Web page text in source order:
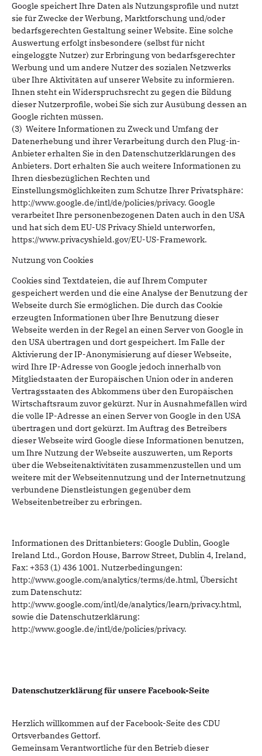
Google speichert Ihre Daten als Nutzungsprofile und nutzt
sie für Zwecke der Werbung, Marktforschung und/oder
bedarfsgerechten Gestaltung seiner Website. Eine solche
Auswertung erfolgt insbesondere (selbst für nicht
eingeloggte Nutzer) zur Erbringung von bedarfsgerechter
Werbung und um andere Nutzer des sozialen Netzwerks
über Ihre Aktivitäten auf unserer Website zu informieren.
Ihnen steht ein Widerspruchsrecht zu gegen die Bildung
dieser Nutzerprofile, wobei Sie sich zur Ausübung dessen an
Google richten müssen.
(3) Weitere Informationen zu Zweck und Umfang der
Datenerhebung und ihrer Verarbeitung durch den Plug-in-
Anbieter erhalten Sie in den Datenschutzerklärungen des
Anbieters. Dort erhalten Sie auch weitere Informationen zu
Ihren diesbezüglichen Rechten und
Einstellungsmöglichkeiten zum Schutze Ihrer Privatsphäre:
http://www.google.de/intl/de/policies/privacy. Google
verarbeitet Ihre personenbezogenen Daten auch in den USA
und hat sich dem EU-US Privacy Shield unterworfen,
https://www.privacyshield.gov/EU-US-Framework.
Nutzung von Cookies
Cookies sind Textdateien, die auf Ihrem Computer
gespeichert werden und die eine Analyse der Benutzung der
Webseite durch Sie ermöglichen. Die durch das Cookie
erzeugten Informationen über Ihre Benutzung dieser
Webseite werden in der Regel an einen Server von Google in
den USA übertragen und dort gespeichert. Im Falle der
Aktivierung der IP-Anonymisierung auf dieser Webseite,
wird Ihre IP-Adresse von Google jedoch innerhalb von
Mitgliedstaaten der Europäischen Union oder in anderen
Vertragsstaaten des Abkommens über den Europäischen
Wirtschaftsraum zuvor gekürzt. Nur in Ausnahmefällen wird
die volle IP-Adresse an einen Server von Google in den USA
übertragen und dort gekürzt. Im Auftrag des Betreibers
dieser Webseite wird Google diese Informationen benutzen,
um Ihre Nutzung der Webseite auszuwerten, um Reports
über die Webseitenaktivitäten zusammenzustellen und um
weitere mit der Webseitennutzung und der Internetnutzung
verbundene Dienstleistungen gegenüber dem
Webseitenbetreiber zu erbringen.
Informationen des Drittanbieters: Google Dublin, Google
Ireland Ltd., Gordon House, Barrow Street, Dublin 4, Ireland,
Fax: +353 (1) 436 1001. Nutzerbedingungen:
http://www.google.com/analytics/terms/de.html, Übersicht
zum Datenschutz:
http://www.google.com/intl/de/analytics/learn/privacy.html,
sowie die Datenschutzerklärung:
http://www.google.de/intl/de/policies/privacy.
Datenschutzerklärung für unsere Facebook-Seite
Herzlich willkommen auf der Facebook-Seite des CDU
Ortsverbandes Gettorf.
Gemeinsam Verantwortliche für den Betrieb dieser